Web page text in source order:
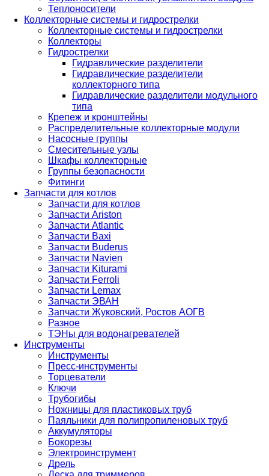
Теплоносители
Коллекторные системы и гидрострелки
Коллекторные системы и гидрострелки
Коллекторы
Гидрострелки
Гидравлические разделители
Гидравлические разделители
коллекторного типа
Гидравлические разделители модульного
типа
Крепеж и кронштейны
Распределительные коллекторные модули
Насосные группы
Смесительные узлы
Шкафы коллекторные
Группы безопасности
Фитинги
Запчасти для котлов
Запчасти для котлов
Запчасти Ariston
Запчасти Atlantic
Запчасти Baxi
Запчасти Buderus
Запчасти Navien
Запчасти Kiturami
Запчасти Ferroli
Запчасти Lemax
Запчасти ЭВАН
Запчасти Жуковский, Ростов АОГВ
Разное
ТЭНы для водонагревателей
Инструменты
Инструменты
Пресс-инструменты
Торцеватели
Ключи
Трубогибы
Ножницы для пластиковых труб
Паяльники для полипропиленовых труб
Аккумуляторы
Бокорезы
Электроинструмент
Дрель